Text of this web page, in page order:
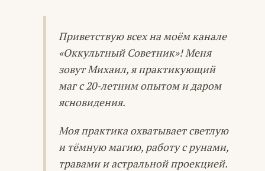
Приветствую всех на моём канале
«Оккультный Советник»! Меня
зовут Михаил, я практикующий
маг с 20-летним опытом и даром
ясновидения.
Моя практика охватывает светлую
и тёмную магию, работу с рунами,
травами и астральной проекцией.